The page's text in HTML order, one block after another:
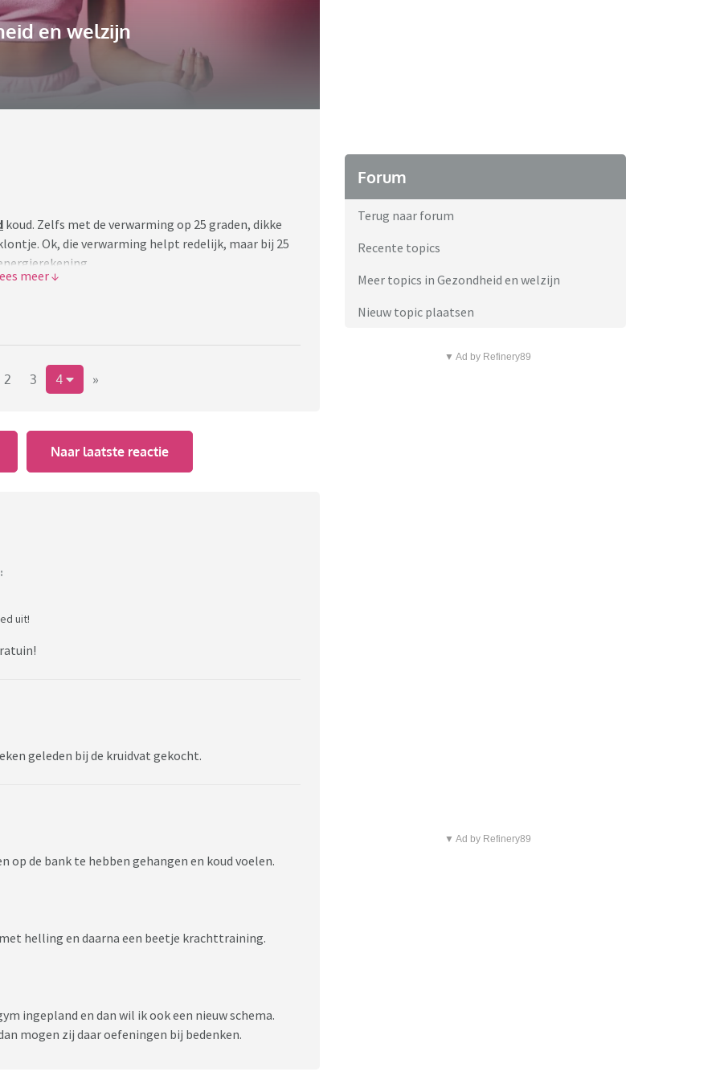
en welzijn
koud. Zelfs met de verwarming op 25 graden, dikke
Ok, die verwarming helpt redelijk, maar bij 25
2 3 4 »
Naar laatste reactie
uit!
geleden bij de kruidvat gekocht.
op de bank te hebben gehangen en koud voelen.
helling en daarna een beetje krachttraining.
ingepland en dan wil ik ook een nieuw schema.
mogen zij daar oefeningen bij bedenken.
Forum
Terug naar forum
Recente topics
Meer topics in Gezondheid en welzijn
Nieuw topic plaatsen
▼ Ad by Refinery89
▼ Ad by Refinery89